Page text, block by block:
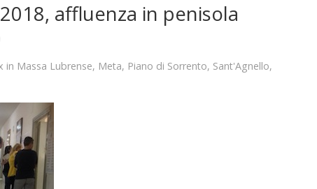
affluenza in penisola
in Massa Lubrense, Meta, Piano di Sorrento, Sant'Agnello,